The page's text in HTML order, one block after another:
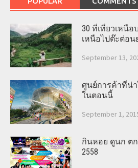
30 ที่เที่ยวเหนื
เหนือไปต๊ะต่อ
September 13,
ศูนย์การค้าที่น่
ในตอนนี้
September 1,
กินหอย ดูนก ต
2558